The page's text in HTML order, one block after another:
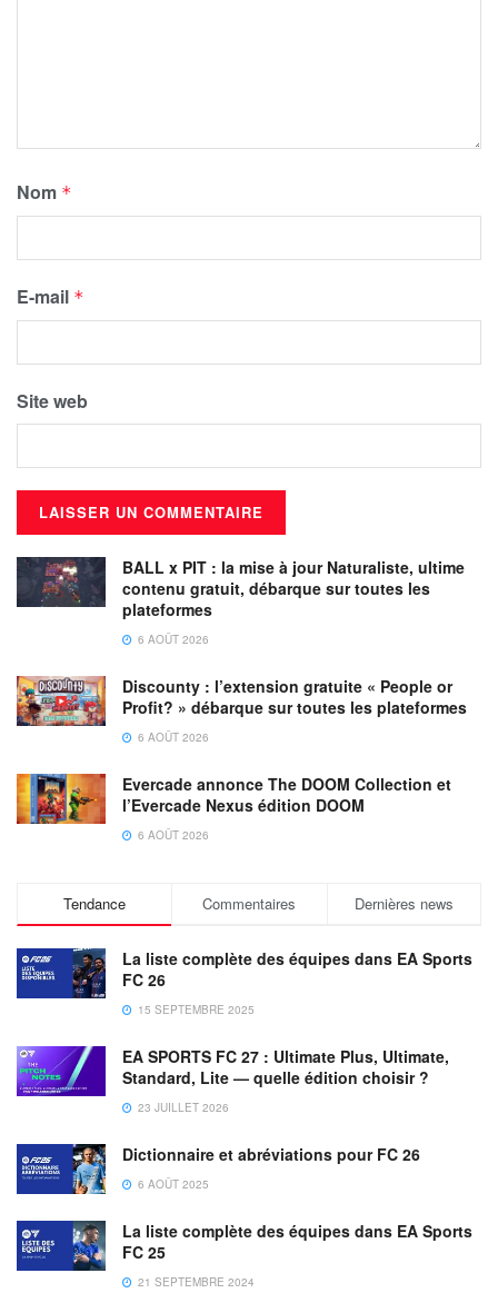
Nom *
E-mail *
Site web
BALL x PIT : la mise à jour Naturaliste, ultime
contenu gratuit, débarque sur toutes les
plateformes
6 AOÛT 2026
Discounty : l’extension gratuite « People or
Profit? » débarque sur toutes les plateformes
6 AOÛT 2026
Evercade annonce The DOOM Collection et
l’Evercade Nexus édition DOOM
6 AOÛT 2026
Tendance Commentaires Dernières news
La liste complète des équipes dans EA Sports
FC 26
15 SEPTEMBRE 2025
EA SPORTS FC 27 : Ultimate Plus, Ultimate,
Standard, Lite — quelle édition choisir ?
23 JUILLET 2026
Dictionnaire et abréviations pour FC 26
6 AOÛT 2025
La liste complète des équipes dans EA Sports
FC 25
21 SEPTEMBRE 2024